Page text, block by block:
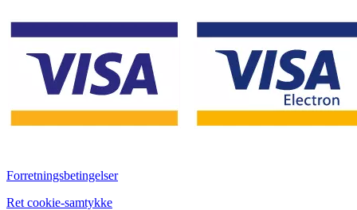
Forretningsbetingelser
Ret cookie-samtykke